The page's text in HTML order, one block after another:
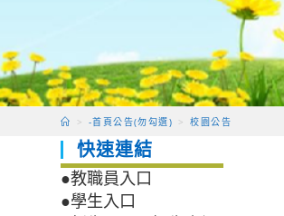
> -首頁公告(勿勾選) > 校園公告
快速連結
●教職員入口
●學生入口